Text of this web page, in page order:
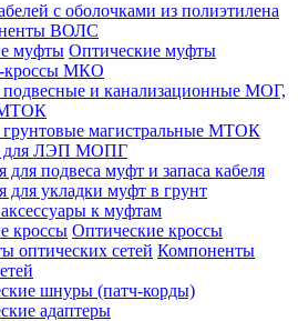
с оболочками из полиэтилена
ВОЛС
Оптические муфты
МКО
и канализационные МОГ,
магистральные МТОК
для ЛЭП МОПГ
для подвеса муфт и запаса кабеля
для укладки муфт в грунт
к муфтам
Оптические кроссы
Компоненты
шнуры (патч-корды)
адаптеры